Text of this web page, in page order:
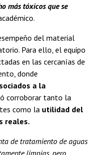
más tóxicos que se
del material
Para ello, el equipo
en las cercanías de
donde
a la
corroborar tanto la
como la utilidad del
reales.
de tratamiento de aguas
limpias, pero